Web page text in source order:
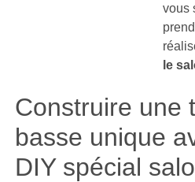
vous
le
Construire une
basse unique
DIY spécial